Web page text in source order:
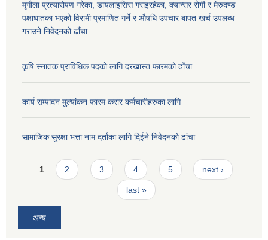
मृगौला प्रत्यारोपण गरेका, डायलाइसिस गराइरहेका, क्यान्सर रोगी र मेरुदण्ड
पक्षाघातका भएको विरामी प्रमाणित गर्ने र औषधि उपचार बापत खर्च उपलब्ध
गराउने निवेदनको ढाँचा
कृषि स्नातक प्राविधिक पदको लागि दरखास्त फारमको ढाँचा
कार्य सम्पादन मुल्यांकन फारम करार कर्मचारीहरुका लागि
सामाजिक सुरक्षा भत्ता नाम दर्ताका लागि दिईने निवेदनको ढांचा
Pages
1 2 3 4 5 next ›
last »
अन्य